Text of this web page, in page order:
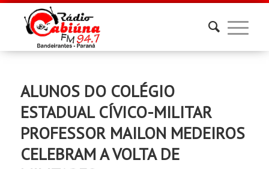
ALUNOS DO COLÉGIO
ESTADUAL CÍVICO-MILITAR
PROFESSOR MAILON MEDEIROS
CELEBRAM A VOLTA DE